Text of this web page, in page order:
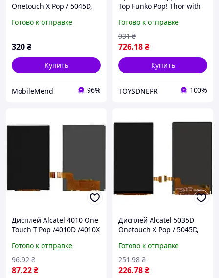
Onetouch X Pop / 5045D,
Готово к отправке
320₴
Купить
MobileMend 96%
Тор Funko Pop! Thor with
Готово к отправке
726.18₴
931 ₴
Купить
TOYSDNEPR 100%
Дисплей Alcatel 4010 One
Touch T'Pop /4010D /4010X
/Vodafone Smart mini
(Vodafone 875), 25 pin
Готово к отправке
87.22₴
96.92 ₴
Дисплей Alcatel 5035D
Onetouch X Pop / 5045D,
Готово к отправке
226.78₴
251.98 ₴